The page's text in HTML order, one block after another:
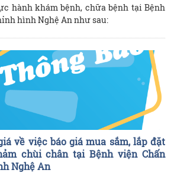
hành khám bệnh, chữa bệnh tại Bệnh
hình Nghệ An như sau:
về việc báo giá mua sắm, lắp đặt
chùi chân tại Bệnh viện Chấn
Nghệ An